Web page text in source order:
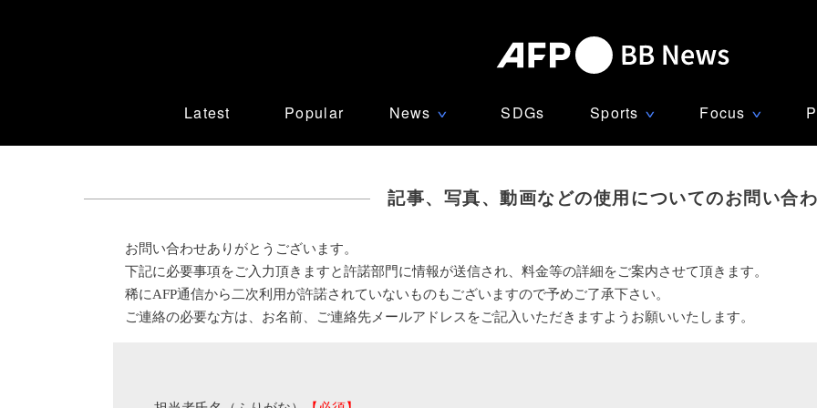
Latest Popular News ∨ SDGs Sports ∨ Focus ∨
記事、写真、動画などの使用についてのお問い合
お問い合わせありがとうございます。
下記に必要事項をご入力頂きますと許諾部門に情報が送信され、料金等の詳細をご案内させて頂きます。
稀にAFP通信から二次利用が許諾されていないものもございますので予めご了承下さい。
ご連絡の必要な方は、お名前、ご連絡先メールアドレスをご記入いただきますようお願いいたします。